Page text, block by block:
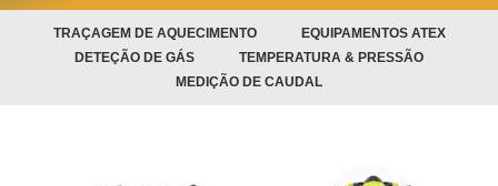
TRAÇAGEM DE AQUECIMENTO
EQUIPAMENTOS ATEX
DETEÇÃO DE GÁS
TEMPERATURA & PRESSÃO
MEDIÇÃO DE CAUDAL